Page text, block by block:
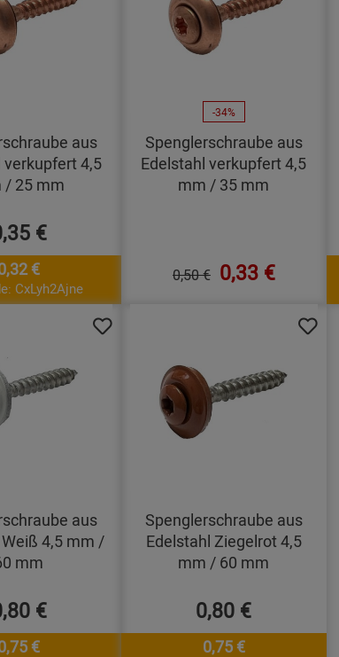
aus
verkupfert 4,5
/ 25 mm
€
€
CxLyh2Ajne
-34%
Spenglerschraube aus
Edelstahl verkupfert 4,5
mm / 35 mm
0,50 € 0,33 €
aus
4,5 mm /
mm
€
€
Spenglerschraube aus
Edelstahl Ziegelrot 4,5
mm / 60 mm
0,80 €
0,75 €